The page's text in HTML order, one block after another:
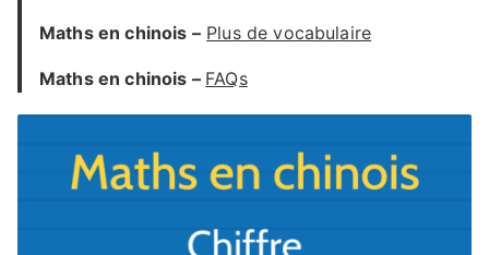
Maths en chinois – Plus de vocabulaire
Maths en chinois – FAQs